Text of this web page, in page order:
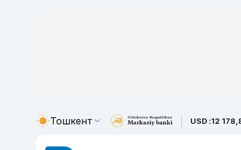
Тошкент USD :12